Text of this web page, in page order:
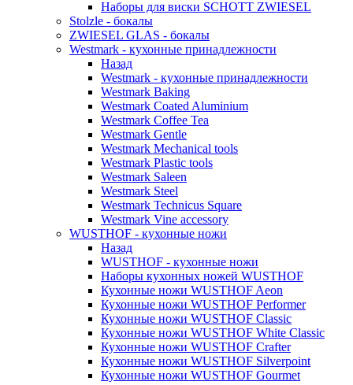
Наборы для виски SCHOTT ZWIESEL
Stolzle - бокалы
ZWIESEL GLAS - бокалы
Westmark - кухонные принадлежности
Назад
Westmark - кухонные принадлежности
Westmark Baking
Westmark Coated Aluminium
Westmark Coffee Tea
Westmark Gentle
Westmark Mechanical tools
Westmark Plastic tools
Westmark Saleen
Westmark Steel
Westmark Technicus Square
Westmark Vine accessory
WUSTHOF - кухонные ножи
Назад
WUSTHOF - кухонные ножи
Наборы кухонных ножей WUSTHOF
Кухонные ножи WUSTHOF Aeon
Кухонные ножи WUSTHOF Performer
Кухонные ножи WUSTHOF Classic
Кухонные ножи WUSTHOF White Classic
Кухонные ножи WUSTHOF Crafter
Кухонные ножи WUSTHOF Silverpoint
Кухонные ножи WUSTHOF Gourmet